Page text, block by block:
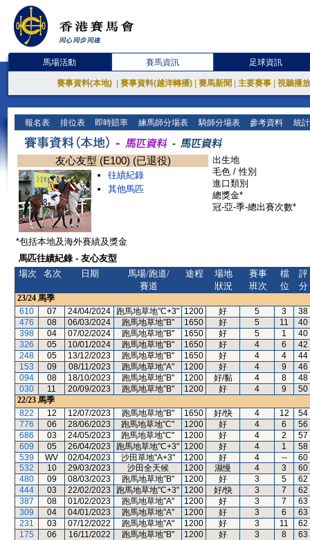
馬場活動 賽馬資訊 足球資訊
賽事資料(本地) 賽事資料(越洋轉播) 賽馬新聞 主要賽事 視聽播
報名表 排位表 即時賠率 練馬師分場表 騎師分場表 參考資料 統
友心友型 (E100) (已退役)
往績紀錄
其他馬匹
出生地
毛色 / 性別
進口類別
總獎金*
冠-亞-季-總出賽次數*
*包括本地及海外賽績及獎金
馬匹往績紀錄 - 友心友型
場次
名次 日期
馬場/跑道/
賽道
途程
場地
狀況
賽事
班次
檔
位
評
分
23/24 馬季
610
07 24/04/2024 跑馬地草地"C+3" 1200 好 5 3
38
476
08 06/03/2024 跑馬地草地"B" 1650 好 5 11
40
398
04 07/02/2024 跑馬地草地"B" 1650 好 5 1
40
326
05 10/01/2024 跑馬地草地"B" 1650 好 4 6
42
248
05 13/12/2023 跑馬地草地"B" 1650 好 4 4
44
153
09 08/11/2023 跑馬地草地"A" 1200 好 4 9
46
094
08 18/10/2023 跑馬地草地"B" 1200 好/黏 4 8
48
030
11 20/09/2023 跑馬地草地"B" 1200 好 4 9
50
22/23 馬季
822
12 12/07/2023 跑馬地草地"B" 1650 好/快 4 12
54
776
06 28/06/2023 跑馬地草地"C" 1200 好 4 6
56
686
03 24/05/2023 跑馬地草地"C" 1200 好 4 2
57
609
05 26/04/2023 跑馬地草地"C+3" 1200 好 4 1
58
539
WV 02/04/2023 沙田草地"A+3" 1200 好 4 --
60
532
10 29/03/2023 沙田全天候 1200 濕慢 4 3
60
480
09 08/03/2023 跑馬地草地"B" 1200 好 3 5
62
444
03 22/02/2023 跑馬地草地"C+3" 1200 好/快 3 7
62
387
08 01/02/2023 跑馬地草地"A" 1200 好 3 7
63
309
04 04/01/2023 跑馬地草地"A" 1200 好 3 6
63
231
03 07/12/2022 跑馬地草地"A" 1200 好 3 11
62
175
06 16/11/2022 跑馬地草地"B" 1200 好 3 8
63